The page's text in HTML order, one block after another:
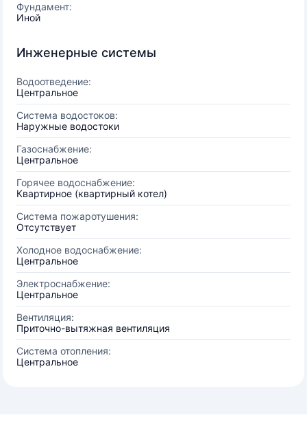
Фундамент:
Иной
Инженерные системы
Водоотведение:
Центральное
Система водостоков:
Наружные водостоки
Газоснабжение:
Центральное
Горячее водоснабжение:
Квартирное (квартирный котел)
Система пожаротушения:
Отсутствует
Холодное водоснабжение:
Центральное
Электроснабжение:
Центральное
Вентиляция:
Приточно-вытяжная вентиляция
Система отопления:
Центральное